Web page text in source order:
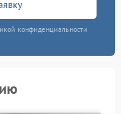
конфиденциальности